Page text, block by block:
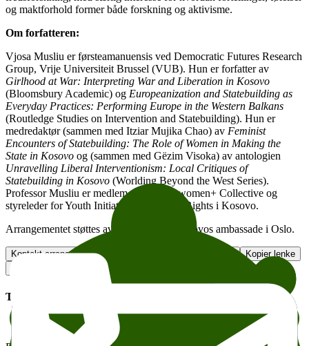
og maktforhold former både forskning og aktivisme.
Om forfatteren:
Vjosa Musliu er førsteamanuensis ved Democratic Futures Research
Group, Vrije Universiteit Brussel (VUB). Hun er forfatter av
Girlhood at War: Interpreting War and Liberation in Kosovo
(Bloomsbury Academic) og Europeanization and Statebuilding as
Everyday Practices: Performing Europe in the Western Balkans
(Routledge Studies on Intervention and Statebuilding). Hun er
medredaktør (sammen med Itziar Mujika Chao) av Feminist
Encounters of Statebuilding: The Role of Women in Making the
State in Kosovo og (sammen med Gëzim Visoka) av antologien
Unravelling Liberal Interventionism: Local Critiques of
Statebuilding in Kosovo (Worlding Beyond the West Series).
Professor Musliu er medlem av Yugoslawomen+ Collective og
styreleder for Youth Initiative for Human Rights i Kosovo.
Arrangementet støttes av Republikken Kosovos ambassade i Oslo.
Kontakt arrangør Legg til i kalender
Kopier lenke
Tema:
Politikk og samfunn